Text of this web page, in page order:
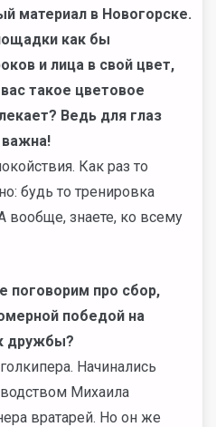
материал в Новогорске.
как бы
и лица в свой цвет,
такое цветовое
Ведь для глаз
Как раз то
будь то тренировка
вообще, знаете, ко всему
поговорим про сбор,
победой на
дружбы?
Начинались
Михаила
вратарей. Но он же